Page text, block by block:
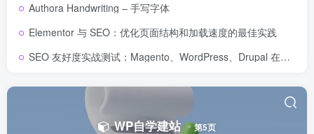
Authora Handwriting – 手写字体
Elementor 与 SEO：优化页面结构和加载速度的最佳实践
SEO 友好度实战测试：Magento、WordPress、Drupal 在核心 SEO 要素上的表现对比
WP自学建站 第5页